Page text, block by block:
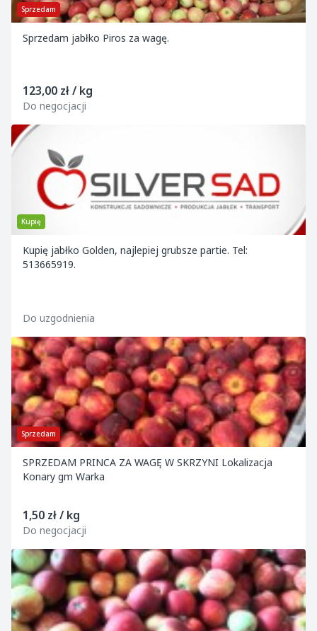
Sprzedam
Sprzedam jabłko Piros za wagę.
123,00 zł / kg
Do negocjacji
Kupię
Kupię jabłko Golden, najlepiej grubsze partie. Tel:
513665919.
Do uzgodnienia
Sprzedam
SPRZEDAM PRINCA ZA WAGĘ W SKRZYNI Lokalizacja
Konary gm Warka
1,50 zł / kg
Do negocjacji